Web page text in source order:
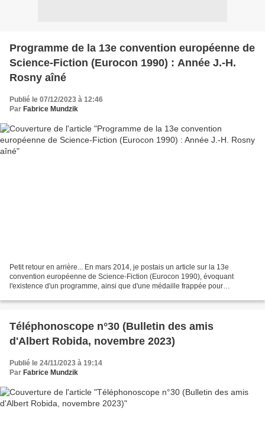
Programme de la 13e convention européenne de
Science-Fiction (Eurocon 1990) : Année J.-H.
Rosny aîné
Publié le 07/12/2023 à 12:46
Par Fabrice Mundzik
Petit retour en arrière... En mars 2014, je postais un article sur la 13e
convention européenne de Science-Fiction (Eurocon 1990), évoquant
l'existence d'un programme, ainsi que d'une médaille frappée pour
Téléphonoscope n°30 (Bulletin des amis
d'Albert Robida, novembre 2023)
Publié le 24/11/2023 à 19:14
Par Fabrice Mundzik